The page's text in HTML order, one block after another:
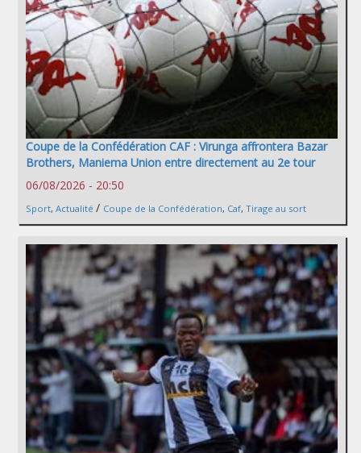
Coupe de la Confédération CAF : Virunga affrontera Bazar
Brothers, Maniema Union entre directement au 2e tour
06/08/2026 - 20:50
Sport, Actualité / Coupe de la Confédération, Caf, Tirage au sort